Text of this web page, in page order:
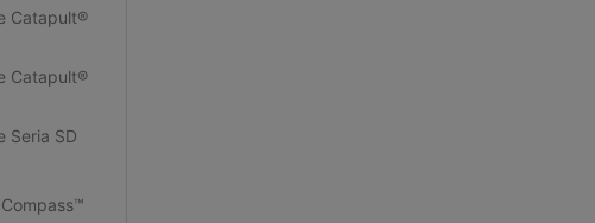
Catapult®
Catapult®
Seria SD